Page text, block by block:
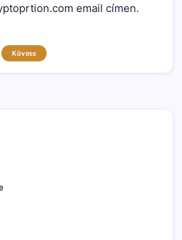
email címen.
Kövess